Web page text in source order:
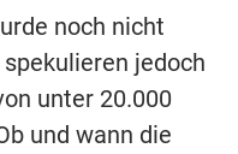
noch nicht
jedoch
unter 20.000
und wann die